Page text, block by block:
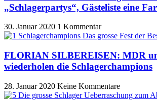
„Schlagerpartys“, Gästeliste eine
30. Januar 2020 1 Kommentar
FLORIAN SILBEREISEN: MDR
wiederholen die Schlagerchampions
28. Januar 2020 Keine Kommentare